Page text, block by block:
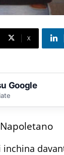
X
Google